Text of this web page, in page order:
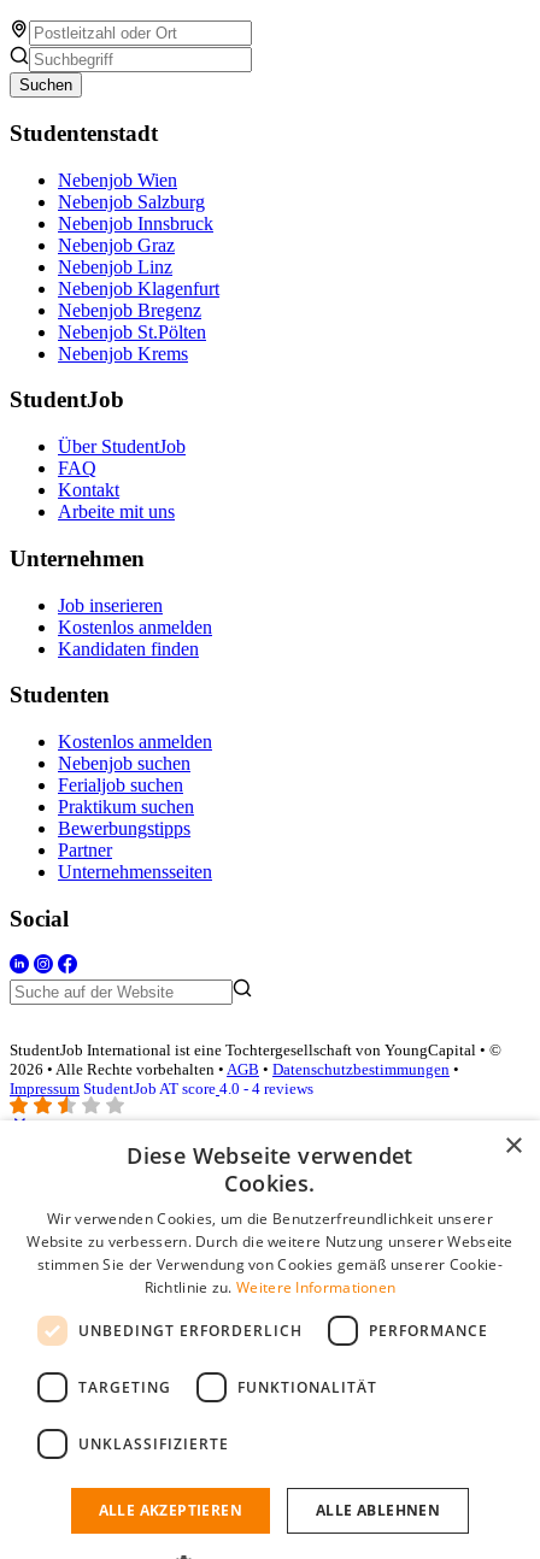
Suchen
Studentenstadt
Nebenjob Wien
Nebenjob Salzburg
Nebenjob Innsbruck
Nebenjob Graz
Nebenjob Linz
Nebenjob Klagenfurt
Nebenjob Bregenz
Nebenjob St.Pölten
Nebenjob Krems
StudentJob
Über StudentJob
FAQ
Kontakt
Arbeite mit uns
Unternehmen
Job inserieren
Kostenlos anmelden
Kandidaten finden
Studenten
Kostenlos anmelden
Nebenjob suchen
Ferialjob suchen
Praktikum suchen
Bewerbungstipps
Partner
Unternehmensseiten
Social
StudentJob International ist eine Tochtergesellschaft von YoungCapital • ©
2026 • Alle Rechte vorbehalten • AGB • Datenschutzbestimmungen •
Impressum StudentJob AT score 4.0 - 4 reviews
Login für Unternehmen
E-Mail*
Passwort
Angemeldet bleiben
Passwort vergessen?
Kostenloses Unternehmensprofil
Wenn Sie sich registriert haben, können Sie ein Unternehmensprofil
passenden Mitarbeiter zu finden.
×
Diese Webseite verwendet
Cookies.
Wir verwenden Cookies, um die Benutzerfreundlichkeit unserer
Website zu verbessern. Durch die weitere Nutzung unserer Webseite
stimmen Sie der Verwendung von Cookies gemäß unserer Cookie-
Richtlinie zu. Weitere Informationen
UNBEDINGT ERFORDERLICH PERFORMANCE
TARGETING FUNKTIONALITÄT
UNKLASSIFIZIERTE
ALLE AKZEPTIEREN ALLE ABLEHNEN